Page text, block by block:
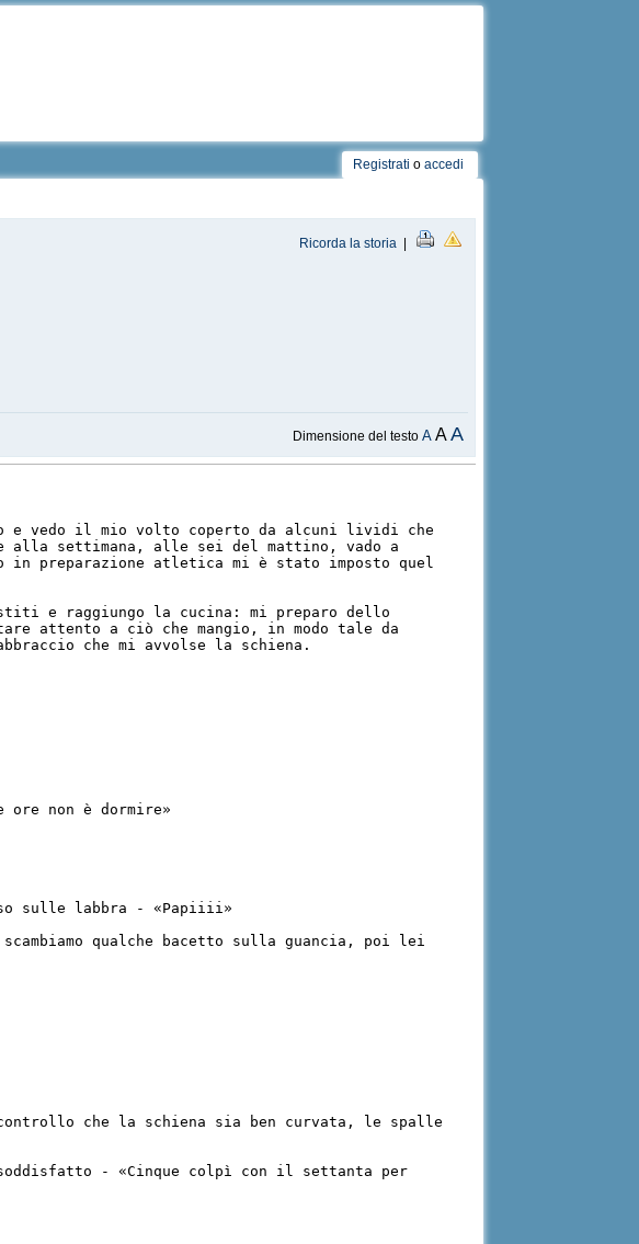
Registrati o accedi
Ricorda la storia |
Dimensione del testoA AA
e vedo il mio volto coperto da alcuni lividi che
alla settimana, alle sei del mattino, vado a
preparazione atletica mi è stato imposto quel
e raggiungo la cucina: mi preparo dello
attento a ciò che mangio, in modo tale da
che mi avvolse la schiena.
ore non è dormire»
sulle labbra - «Papiiii»
qualche bacetto sulla guancia, poi lei
che la schiena sia ben curvata, le spalle
- «Cinque colpì con il settanta per